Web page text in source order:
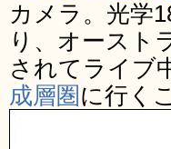
カメラ。光学
り、オースト
されてライブ
成層圏 に行く